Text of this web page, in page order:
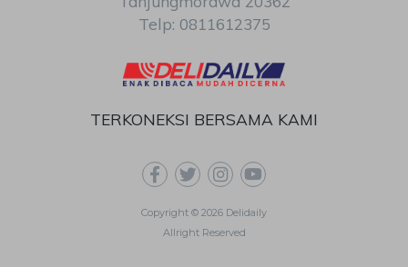
TERKONEKSI BERSAMA KAMI
Copyright © 2026 Delidaily
Allright Reserved
Telp: 0811612375